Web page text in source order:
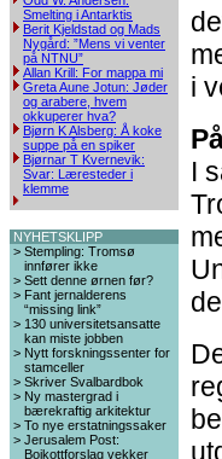
Smelting i Antarktis
Berit Kjeldstad og Mads
Nygård: ”Mens vi venter
på NTNU”
Allan Krill: For mappa mi
Greta Aune Jotun: Jøder
og arabere, hvem
okkuperer hva?
Bjørn K Alsberg: Å koke
suppe på en spiker
Bjørnar T Kvernevik:
Svar: Læresteder i
klemme
NYHETSKLIPP
> Stempling: Tromsø
innfører ikke
> Sett denne ørnen før?
> Fant jernalderens
“missing link”
> 130 universitetsansatte
kan miste jobben
> Nytt forskningssenter for
stamceller
> Skriver Svalbardbok
> Ny mastergrad i
bærekraftig arkitektur
> To nye erstatningssaker
> Jerusalem Post:
Boikottforslag vekker
i
I